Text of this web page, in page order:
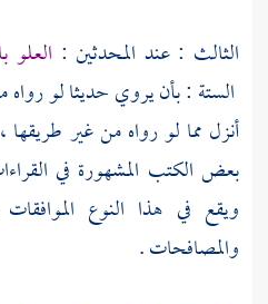
الثالث : عند المحدثين : العلو
الستة : بأن يروي حديثا لو
أنزل مما لو رواه من غير طريقها
بعض الكتب المشهورة في
ويقع في هذا النوع
والمصافحات .